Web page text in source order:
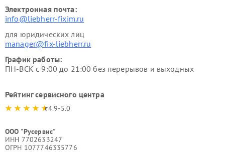
Электронная почта:
info@liebherr-fixim.ru
для юридических лиц
manager@fix-liebherr.ru
График работы:
ПН-ВСК с 9:00 до 21:00 без перерывов и выходных
Рейтинг сервисного центра
4.9-5.0
ООО "Русервис"
ИНН 7702633247
ОГРН 1077746335776